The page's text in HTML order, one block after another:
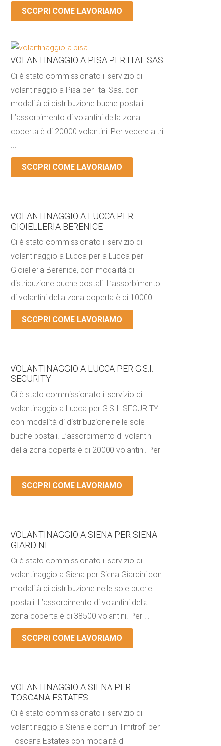
SCOPRI COME LAVORIAMO
VOLANTINAGGIO A PISA PER ITAL SAS
Ci è stato commissionato il servizio di
volantinaggio a Pisa per Ital Sas, con
modalità di distribuzione buche postali.
L’assorbimento di volantini della zona
coperta è di 20000 volantini. Per vedere altri
...
SCOPRI COME LAVORIAMO
VOLANTINAGGIO A LUCCA PER
GIOIELLERIA BERENICE
Ci è stato commissionato il servizio di
volantinaggio a Lucca per a Lucca per
Gioielleria Berenice, con modalità di
distribuzione buche postali. L’assorbimento
di volantini della zona coperta è di 10000 ...
SCOPRI COME LAVORIAMO
VOLANTINAGGIO A LUCCA PER G.S.I.
SECURITY
Ci è stato commissionato il servizio di
volantinaggio a Lucca per G.S.I. SECURITY
con modalità di distribuzione nelle sole
buche postali. L’assorbimento di volantini
della zona coperta è di 20000 volantini. Per
...
SCOPRI COME LAVORIAMO
VOLANTINAGGIO A SIENA PER SIENA
GIARDINI
Ci è stato commissionato il servizio di
volantinaggio a Siena per Siena Giardini con
modalità di distribuzione nelle sole buche
postali. L’assorbimento di volantini della
zona coperta è di 38500 volantini. Per ...
SCOPRI COME LAVORIAMO
VOLANTINAGGIO A SIENA PER
TOSCANA ESTATES
Ci è stato commissionato il servizio di
volantinaggio a Siena e comuni limitrofi per
Toscana Estates con modalità di